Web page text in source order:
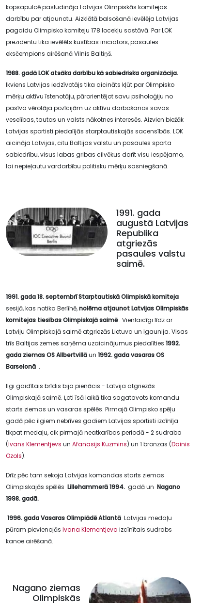
kopsapulcē pasludināja Latvijas Olimpiskās komitejas
darbību par atjaunotu. Aizklātā balsošanā ievēlēja Latvijas
pagaidu Olimpisko komiteju 178 locekļu sastāvā. Par LOK
prezidentu tika ievēlēts kustības iniciators, pasaules
eksčempions airēšanā Vilnis Baltiņš.
1988. gadā LOK atsāka darbību kā sabiedriska organizācija.
Ikviens Latvijas iedzīvotājs tika aicināts kļūt par Olimpisko
mērķu aktīvu īstenotāju, pārorientējot savu psiholoģiju no
pasīva vērotāja pozīcijām uz aktīvu darbošanos savas
veselības, tautas un valsts nākotnes interesēs. Aizvien biežāk
Latvijas sportisti piedalījās starptautiskajās sacensībās. LOK
aicināja Latvijas, citu Baltijas valstu un pasaules sporta
sabiedrību, visus labas gribas cilvēkus darīt visu iespējamo,
lai nepieļautu vardarbību politisku mērķu sasniegšanā.
1991. gada
augustā Latvijas
Republika
atgriezās
pasaules valstu
saimē.
1991. gada 18. septembrī Starptautiskā Olimpiskā komiteja
sesijā, kas notika Berlīnē,nolēma atjaunot Latvijas Olimpiskās
komitejas tiesības Olimpiskajā saimē. Vienlaicīgi līdz ar
Latviju Olimpiskajā saimē atgriezās Lietuva un Igaunija. Visas
trīs Baltijas zemes saņēma uzaicinājumus piedalīties 1992.
gada ziemas OS Allbertvillāun 1992. gada vasaras OS
Barselonā .
Ilgi gaidītais brīdis bija pienācis - Latvija atgriezās
Olimpiskajā saimē. Ļoti īsā laikā tika sagatavots komandu
starts ziemas un vasaras spēlēs. Pirmajā Olimpisko spēļu
gadā pēc ilgiem nebrīves gadiem Latvijas sportisti izcīnīja
tikpat medaļu, cik pirmajā neatkarības periodā - 2 sudraba
(Ivans Klementjevs un Afanasijs Kuzmins) un 1 bronzas (Dainis
Ozols).
Drīz pēc tam sekoja Latvijas komandas starts ziemas
Olimpiskajās spēlēs Lillehammerā 1994. gadā un Nagano
1998. gadā.
1996. gada Vasaras Olimpiādē Atlantā Latvijas medaļu
pūram pievienojās Ivana Klementjeva izcīnītais sudrabs
kanoe airēšanā.
Nagano ziemas
Olimpiskās